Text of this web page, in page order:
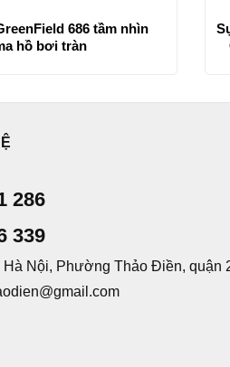
686 tầm nhìn
hồ bơi tràn
286
339
Hà Nội, Phường Thảo Điền, quận